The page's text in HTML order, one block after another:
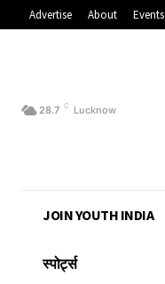
Advertise About Events
28.7 C Lucknow
JOIN YOUTH INDIA
स्पोर्ट्स